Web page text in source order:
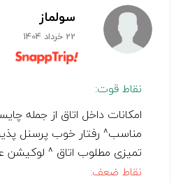
سولماز
22 خرداد 1404
نقاط قوت:
امکانات داخل اتاق از جمله
مناسب^ رفتار خوب پرسنل
تمیزی مطلوب اتاق ^ لوکیشن
نقاط ضعف: